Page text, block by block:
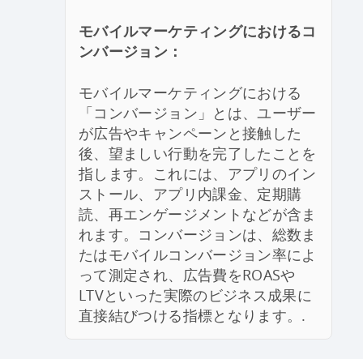
モバイルマーケティングにおけるコ
ンバージョン：
モバイルマーケティングにおける
「コンバージョン」とは、ユーザー
が広告やキャンペーンと接触した
後、望ましい行動を完了したことを
指します。これには、アプリのイン
ストール、アプリ内課金、定期購
読、再エンゲージメントなどが含ま
れます。コンバージョンは、総数ま
たはモバイルコンバージョン率によ
って測定され、広告費をROASや
LTVといった実際のビジネス成果に
直接結びつける指標となります。.